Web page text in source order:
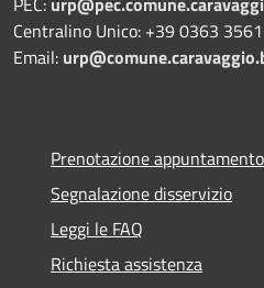
Centralino Unico: +39 0363 3561
Email:
Prenotazione appuntamento
Segnalazione disservizio
Leggi le FAQ
Richiesta assistenza